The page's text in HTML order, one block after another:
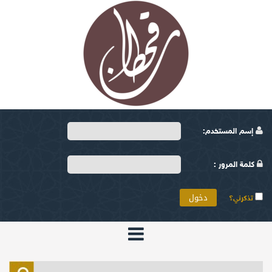
إسم المستخدم:
كلمة المرور :
تذكرني؟